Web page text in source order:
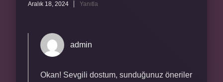
Aralık 18, 2024 Yanıtla
admin
Okan! Sevgili dostum, sunduğunuz öneriler